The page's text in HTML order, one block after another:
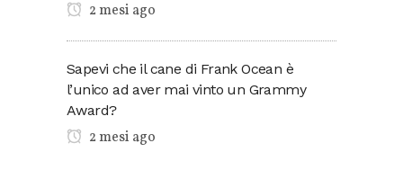
2 mesi ago
Sapevi che il cane di Frank Ocean è
l’unico ad aver mai vinto un Grammy
Award?
2 mesi ago